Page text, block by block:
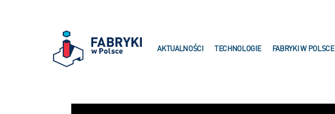
AKTUALNOŚCI TECHNOLOGIE FABRYKI W POLSCE